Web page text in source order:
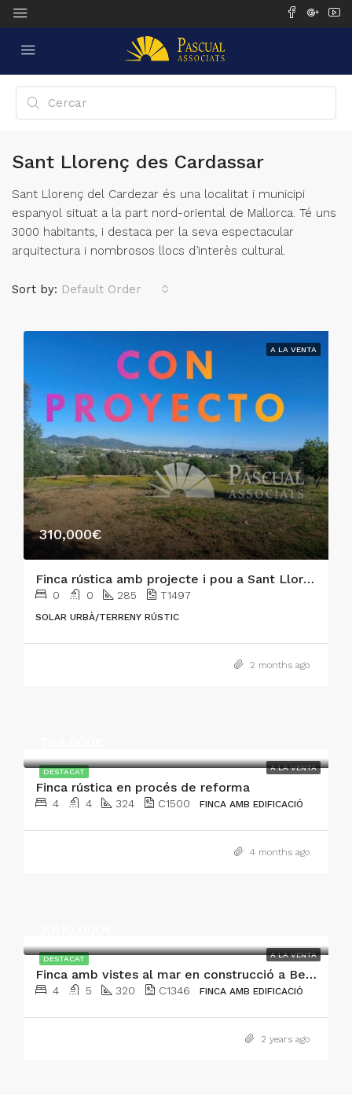
Sant Llorenç des Cardassar
Sant Llorenç del Cardezar és una localitat i municipi
espanyol situat a la part nord-oriental de Mallorca. Té uns
3000 habitants, i destaca per la seva espectacular
arquitectura i nombrosos llocs d’interès cultural.
Sort by: Default Order
A LA VENTA
310,000€
Finca rústica amb projecte i pou a Sant Llorenç
0 0 285 T1497
SOLAR URBÀ/TERRENY RÚSTIC
2 months ago
DESTACAT A LA VENTA
Finca rústica en procés de reforma
4 4 324 C1500 FINCA AMB EDIFICACIÓ
4 months ago
DESTACAT A LA VENTA
Finca amb vistes al mar en construcció a Bellavista Cala Millor
4 5 320 C1346 FINCA AMB EDIFICACIÓ
2 years ago